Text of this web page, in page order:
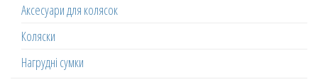
Аксесуари для колясок
Коляски
Нагрудні сумки